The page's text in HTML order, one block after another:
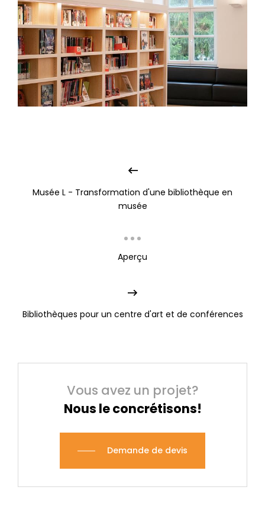
Musée L - Transformation d'une bibliothèque en
musée
Aperçu
Bibliothèques pour un centre d'art et de conférences
Vous avez un projet?
Nous le concrétisons!
Demande de devis